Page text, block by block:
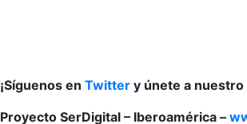
¡Síguenos en Twitter y únete a nuestro
Proyecto SerDigital – Iberoamérica –